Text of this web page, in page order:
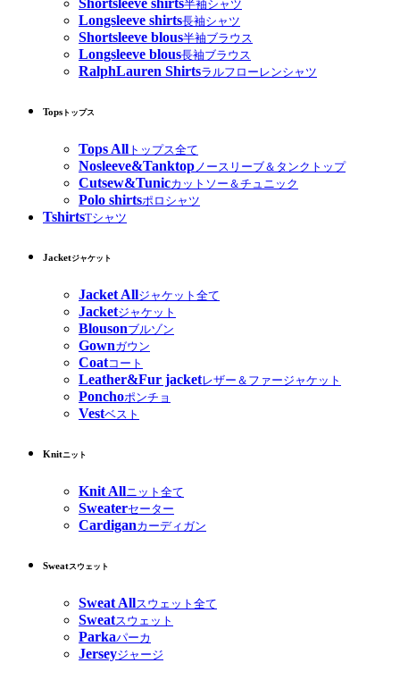
Shortsleeve shirts半袖シャツ
Longsleeve shirts長袖シャツ
Shortsleeve blous半袖ブラウス
Longsleeve blous長袖ブラウス
RalphLauren Shirtsラルフローレンシャツ
Tops トップス
Tops All トップス全て
Nosleeve&Tanktop ノースリーブ＆タンクトップ
Cutsew&Tunicカットソー＆チュニック
Polo shirtsポロシャツ
TshirtsTシャツ
Jacketジャケット
Jacket Allジャケット全て
Jacketジャケット
Blousonブルゾン
Gownガウン
Coatコート
Leather&Fur jacketレザー＆ファージャケット
Ponchoポンチョ
Vestベスト
Knitニット
Knit Allニット全て
Sweaterセーター
Cardiganカーディガン
Sweatスウェット
Sweat Allスウェット全て
Sweatスウェット
Parkaパーカ
Jerseyジャージ